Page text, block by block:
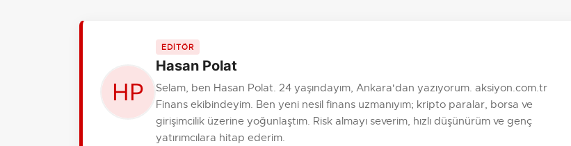
EDİTÖR
Hasan Polat
Selam, ben Hasan Polat. 24 yaşındayım, Ankara'dan yazıyorum. aksiyon.com.tr
Finans ekibindeyim. Ben yeni nesil finans uzmanıyım; kripto paralar, borsa ve
girişimcilik üzerine yoğunlaştım. Risk almayı severim, hızlı düşünürüm ve genç
yatırımcılara hitap ederim.